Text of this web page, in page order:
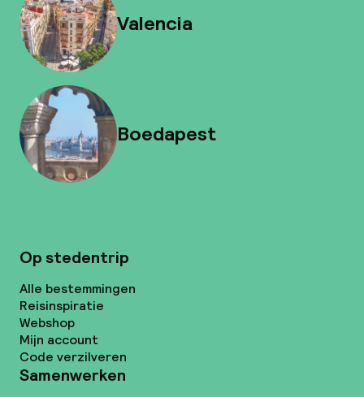
Valencia
Boedapest
Op stedentrip
Alle bestemmingen
Reisinspiratie
Webshop
Mijn account
Code verzilveren
Samenwerken